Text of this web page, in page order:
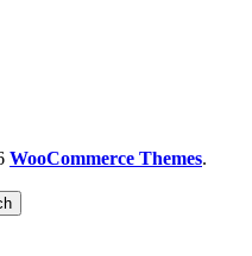
WooCommerce Themes.